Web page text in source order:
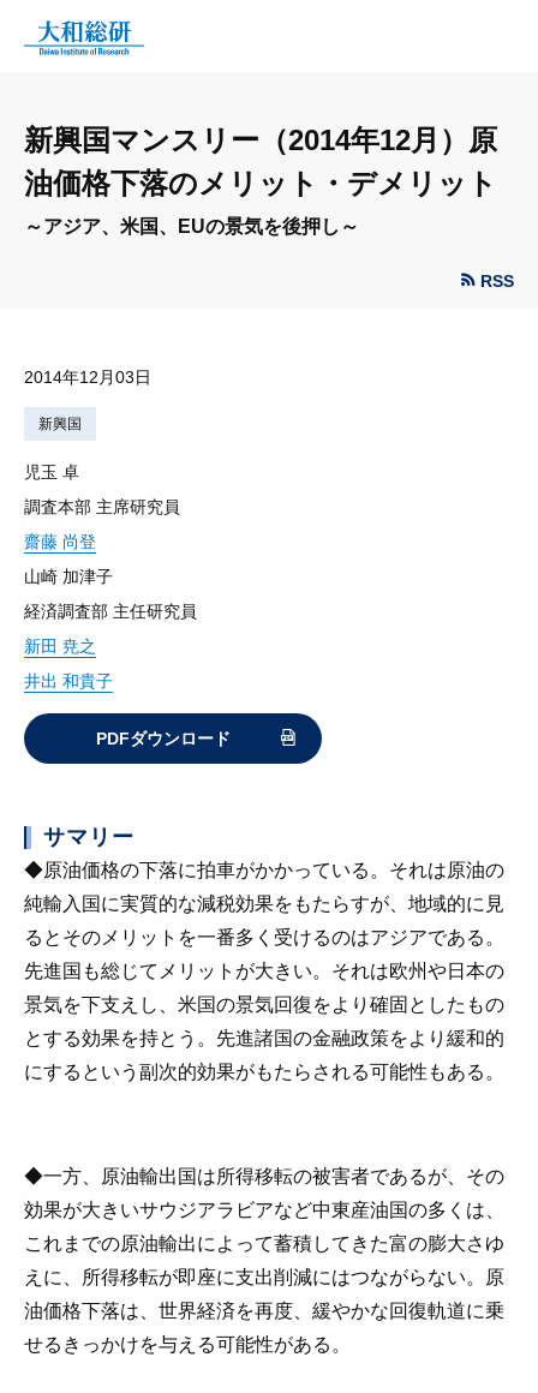
新興国マンスリー（2014年12月）原
油価格下落のメリット・デメリット
～アジア、米国、EUの景気を後押し～
RSS
2014年12月03日
新興国
児玉 卓
調査本部 主席研究員
齋藤 尚登
山崎 加津子
経済調査部 主任研究員
新田 尭之
井出 和貴子
PDFダウンロード
サマリー
◆原油価格の下落に拍車がかかっている。それは原油の
純輸入国に実質的な減税効果をもたらすが、地域的に見
るとそのメリットを一番多く受けるのはアジアである。
先進国も総じてメリットが大きい。それは欧州や日本の
景気を下支えし、米国の景気回復をより確固としたもの
とする効果を持とう。先進諸国の金融政策をより緩和的
にするという副次的効果がもたらされる可能性もある。
◆一方、原油輸出国は所得移転の被害者であるが、その
効果が大きいサウジアラビアなど中東産油国の多くは、
これまでの原油輸出によって蓄積してきた富の膨大さゆ
えに、所得移転が即座に支出削減にはつながらない。原
油価格下落は、世界経済を再度、緩やかな回復軌道に乗
せるきっかけを与える可能性がある。